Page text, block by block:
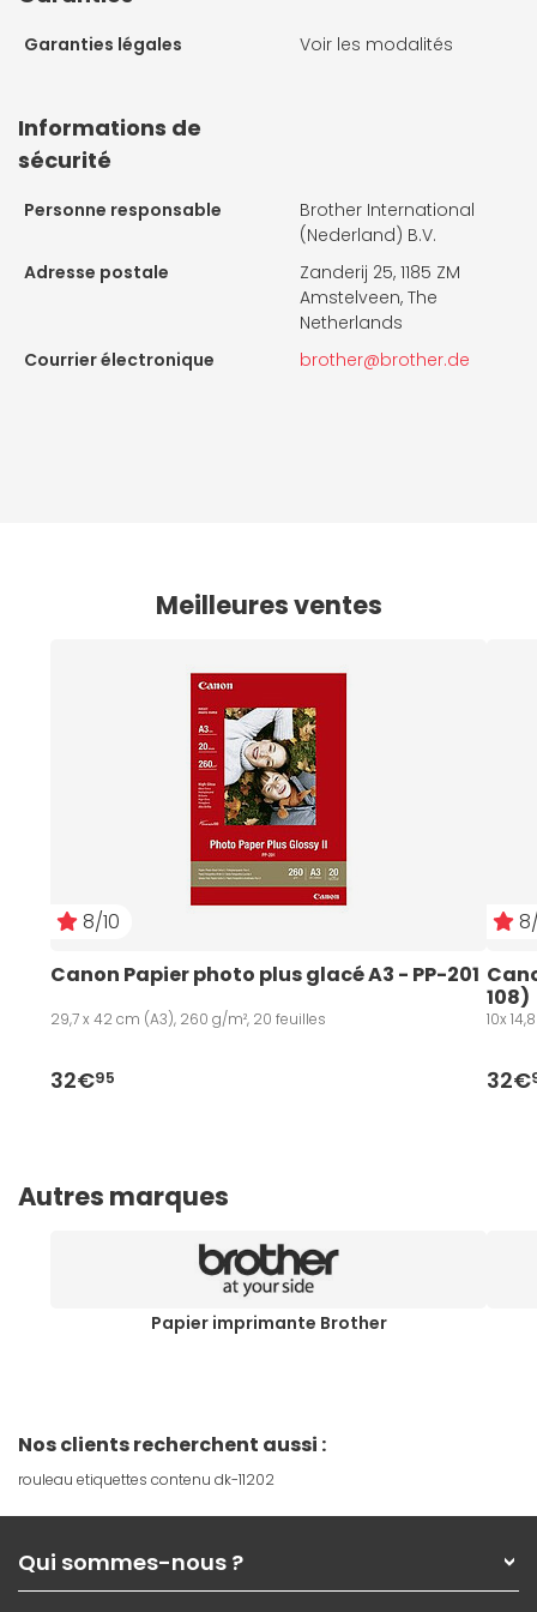
Garanties légales Voir les modalités
Informations de
sécurité
Personne responsable
Brother International
(Nederland) B.V.
Adresse postale
Zanderij 25, 1185 ZM
Amstelveen, The
Netherlands
Courrier électronique
brother@brother.de
Meilleures ventes
8/10
Canon Papier photo plus glacé A3 - PP-201
29,7 x 42 cm (A3), 260 g/m², 20 feuilles
32€95
108)
10x
32€
Autres marques
Papier imprimante Brother
Nos clients recherchent aussi :
rouleau etiquettes contenu dk-11202
Qui sommes-nous ?